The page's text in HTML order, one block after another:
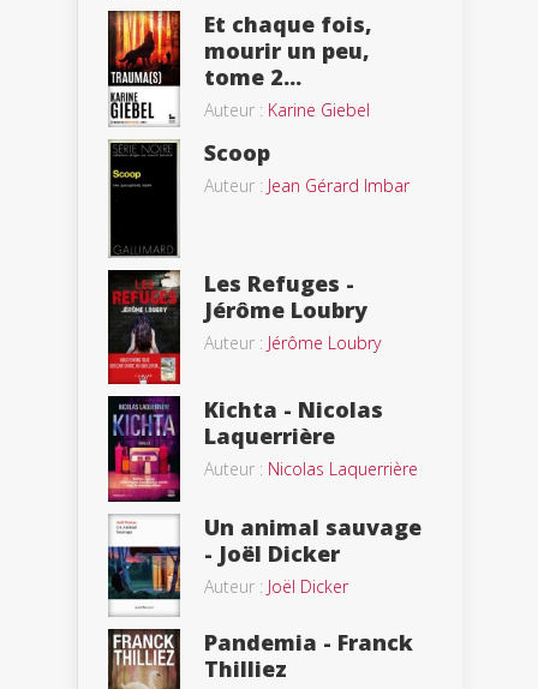
Et chaque fois,
mourir un peu,
tome 2...
Auteur : Karine Giebel
Scoop
Auteur : Jean Gérard Imbar
Les Refuges -
Jérôme Loubry
Auteur : Jérôme Loubry
Kichta - Nicolas
Laquerrière
Auteur : Nicolas Laquerrière
Un animal sauvage
- Joël Dicker
Auteur : Joël Dicker
Pandemia - Franck
Thilliez